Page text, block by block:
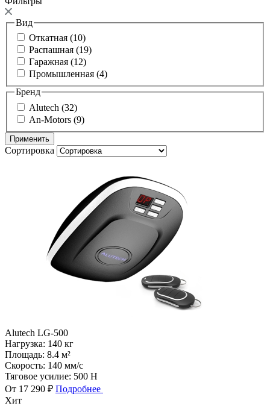
Вид
Откатная (10)
Распашная (19)
Гаражная (12)
Промышленная (4)
Бренд
Alutech (32)
An-Motors (9)
Сортировка
Alutech LG-500
Нагрузка: 140 кг
Площадь: 8.4 м²
Скорость: 140 мм/с
Тяговое усилие: 500 Н
От 17 290 ₽ Подробнее
Хит